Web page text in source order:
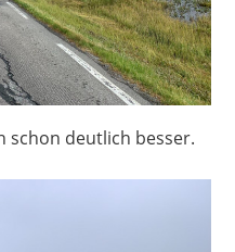
schon deutlich besser.